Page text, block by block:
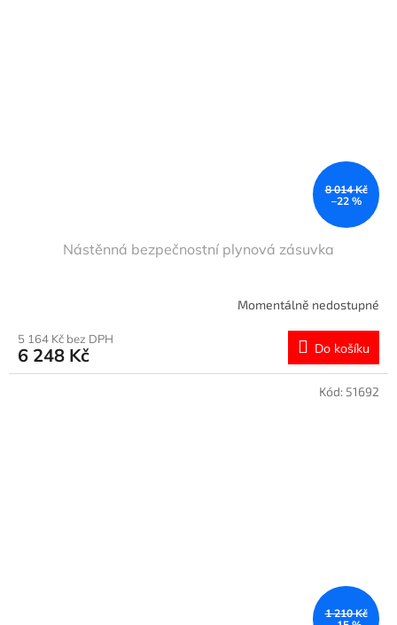
8 014 Kč
–22 %
Nástěnná bezpečnostní plynová zásuvka
Momentálně nedostupné
5 164 Kč bez DPH
6 248 Kč Do košíku
1 210 Kč
Kód: 51692